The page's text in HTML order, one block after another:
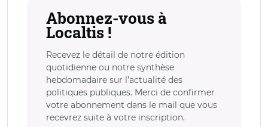
Abonnez-vous à
Localtis !
Recevez le détail de notre édition
quotidienne ou notre synthèse
hebdomadaire sur l’actualité des
politiques publiques. Merci de confirmer
votre abonnement dans le mail que vous
recevrez suite à votre inscription.